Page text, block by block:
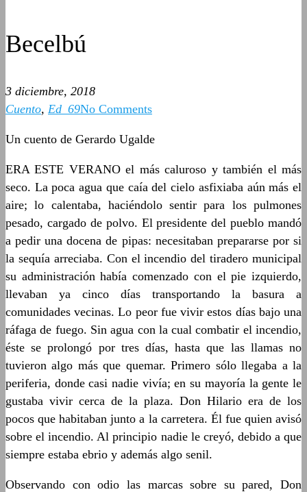
Becelbú
3 diciembre, 2018
Cuento, Ed_69No Comments
Un cuento de Gerardo Ugalde
ERA ESTE VERANO el más caluroso y también el más
seco. La poca agua que caía del cielo asfixiaba aún más el
aire; lo calentaba, haciéndolo sentir para los pulmones
pesado, cargado de polvo. El presidente del pueblo mandó
a pedir una docena de pipas: necesitaban prepararse por si
la sequía arreciaba. Con el incendio del tiradero municipal
su administración había comenzado con el pie izquierdo,
llevaban ya cinco días transportando la basura a
comunidades vecinas. Lo peor fue vivir estos días bajo una
ráfaga de fuego. Sin agua con la cual combatir el incendio,
éste se prolongó por tres días, hasta que las llamas no
tuvieron algo más que quemar. Primero sólo llegaba a la
periferia, donde casi nadie vivía; en su mayoría la gente le
gustaba vivir cerca de la plaza. Don Hilario era de los
pocos que habitaban junto a la carretera. Él fue quien avisó
sobre el incendio. Al principio nadie le creyó, debido a que
siempre estaba ebrio y además algo senil.
Observando con odio las marcas sobre su pared, Don